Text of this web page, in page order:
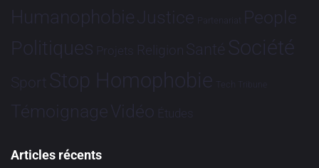
HumanophobieJustice Partenariat People
Politiques Projets Religion Santé Société
Sport Stop Homophobie Tech Tribune
TémoignageVidéo Études
Articles récents